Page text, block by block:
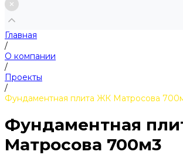
Главная
/
О компании
/
Проекты
/
Фундаментная плита ЖК Матросова
Фундаментная
Матросова 700м3